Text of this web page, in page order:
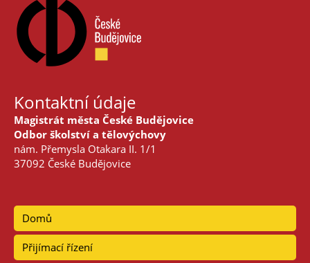
Kontaktní údaje
Magistrát města České Budějovice
Odbor školství a tělovýchovy
nám. Přemysla Otakara II. 1/1
37092 České Budějovice
Domů
Přijímací řízení